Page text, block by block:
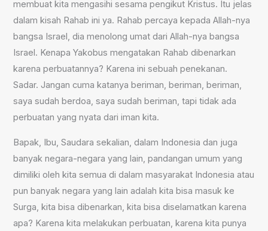
membuat kita mengasihi sesama pengikut Kristus. Itu jelas
dalam kisah Rahab ini ya. Rahab percaya kepada Allah-nya
bangsa Israel, dia menolong umat dari Allah-nya bangsa
Israel. Kenapa Yakobus mengatakan Rahab dibenarkan
karena perbuatannya? Karena ini sebuah penekanan.
Sadar. Jangan cuma katanya beriman, beriman, beriman,
saya sudah berdoa, saya sudah beriman, tapi tidak ada
perbuatan yang nyata dari iman kita.
Bapak, Ibu, Saudara sekalian, dalam Indonesia dan juga
banyak negara-negara yang lain, pandangan umum yang
dimiliki oleh kita semua di dalam masyarakat Indonesia atau
pun banyak negara yang lain adalah kita bisa masuk ke
Surga, kita bisa dibenarkan, kita bisa diselamatkan karena
apa? Karena kita melakukan perbuatan, karena kita punya